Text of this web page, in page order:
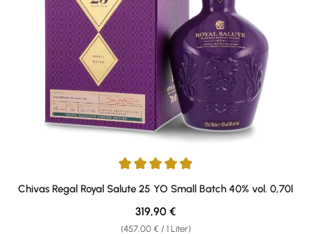
Durchschnittliche Bewertung von 5 von 5 Sternen
Chivas Regal Royal Salute 25 YO Small Batch 40% vol. 0,70l
(457,00 € / 1 Liter)
Regulärer Preis:
319,90 €